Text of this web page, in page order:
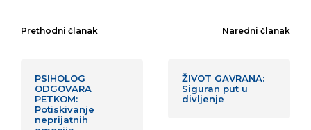
Prethodni članak
PSIHOLOG
ODGOVARA
PETKOM:
Potiskivanje
neprijatnih
Naredni članak
ŽIVOT GAVRANA:
Siguran put u
divljenje